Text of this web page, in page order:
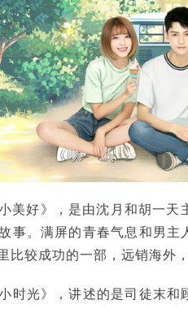
美好》，是由沈月和胡一天
事。满屏的青春气息和男
比较成功的一部，远销海外
时光》，讲述的是司徒末和